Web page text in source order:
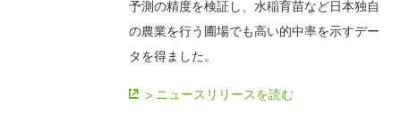
予測の精度を検証し、水稲育苗など日本独自
の農業を行う圃場でも高い的中率を示すデー
タを得ました。
> ニュースリリースを読む